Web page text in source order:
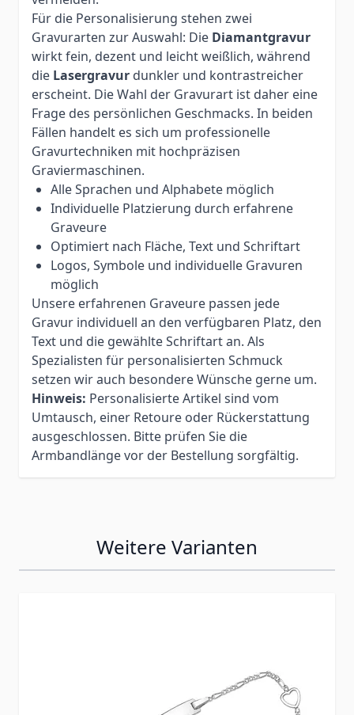
Für die Personalisierung stehen zwei
Gravurarten zur Auswahl: Die Diamantgravur
wirkt fein, dezent und leicht weißlich, während
die Lasergravur dunkler und kontrastreicher
erscheint. Die Wahl der Gravurart ist daher eine
Frage des persönlichen Geschmacks. In beiden
Fällen handelt es sich um professionelle
Gravurtechniken mit hochpräzisen
Graviermaschinen.
Alle Sprachen und Alphabete möglich
Individuelle Platzierung durch erfahrene
Graveure
Optimiert nach Fläche, Text und Schriftart
Logos, Symbole und individuelle Gravuren
möglich
Unsere erfahrenen Graveure passen jede
Gravur individuell an den verfügbaren Platz, den
Text und die gewählte Schriftart an. Als
Spezialisten für personalisierten Schmuck
setzen wir auch besondere Wünsche gerne um.
Hinweis: Personalisierte Artikel sind vom
Umtausch, einer Retoure oder Rückerstattung
ausgeschlossen. Bitte prüfen Sie die
Armbandlänge vor der Bestellung sorgfältig.
Weitere Varianten